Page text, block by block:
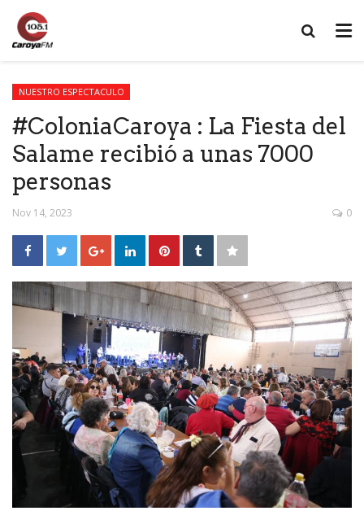
NUESTRO ESPECTACULO
#ColoniaCaroya : La Fiesta del
Salame recibió a unas 7000
personas
Nov 14, 2023 0